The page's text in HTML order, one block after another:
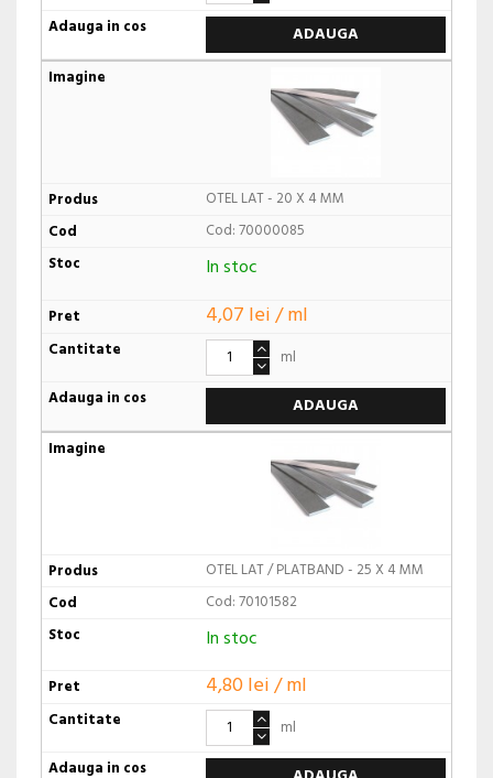
ADAUGA
OTEL LAT - 20 X 4 MM
Cod: 70000085
In stoc
4,07 lei / ml
ml
ADAUGA
OTEL LAT / PLATBAND - 25 X 4 MM
Cod: 70101582
In stoc
4,80 lei / ml
ml